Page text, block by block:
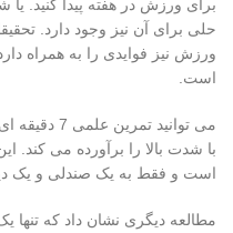
برای ورزش در هفته پیدا کنید.
حلی برای آن نیز وجود دارد.
ورزش نیز فوایدی را به همراه
است.
می توانید
است و فقط به یک صندلی و یک
مطالعه دیگری نشان داد که